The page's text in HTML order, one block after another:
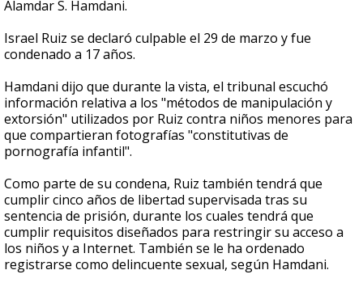
Alamdar S. Hamdani.
Israel Ruiz se declaró culpable el 29 de marzo y fue
condenado a 17 años.
Hamdani dijo que durante la vista, el tribunal escuchó
información relativa a los "métodos de manipulación y
extorsión" utilizados por Ruiz contra niños menores para
que compartieran fotografías "constitutivas de
pornografía infantil".
Como parte de su condena, Ruiz también tendrá que
cumplir cinco años de libertad supervisada tras su
sentencia de prisión, durante los cuales tendrá que
cumplir requisitos diseñados para restringir su acceso a
los niños y a Internet. También se le ha ordenado
registrarse como delincuente sexual, según Hamdani.